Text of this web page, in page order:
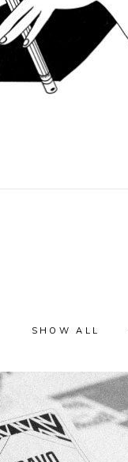
SHOW ALL